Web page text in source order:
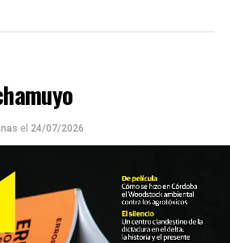
el 24/07/2026